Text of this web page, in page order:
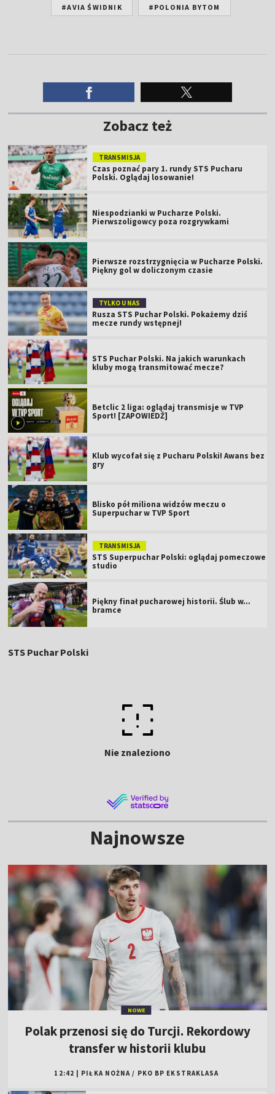
#AVIA ŚWIDNIK #POLONIA BYTOM
Zobacz też
TRANSMISJA
Czas poznać pary 1. rundy STS Pucharu
Polski. Oglądaj losowanie!
Niespodzianki w Pucharze Polski.
Pierwszoligowcy poza rozgrywkami
Pierwsze rozstrzygnięcia w Pucharze Polski.
Piękny gol w doliczonym czasie
TYLKO U NAS
Rusza STS Puchar Polski. Pokażemy dziś
mecze rundy wstępnej!
STS Puchar Polski. Na jakich warunkach
kluby mogą transmitować mecze?
Betclic 2 liga: oglądaj transmisje w TVP
Sport! [ZAPOWIEDŹ]
Klub wycofał się z Pucharu Polski! Awans bez
gry
Blisko pół miliona widzów meczu o
Superpuchar w TVP Sport
TRANSMISJA
STS Superpuchar Polski: oglądaj pomeczowe
studio
Piękny finał pucharowej historii. Ślub w...
bramce
STS Puchar Polski
Nie znaleziono
Najnowsze
NOWE
Polak przenosi się do Turcji. Rekordowy
transfer w historii klubu
12:42 PIŁKA NOŻNA / PKO BP EKSTRAKLASA